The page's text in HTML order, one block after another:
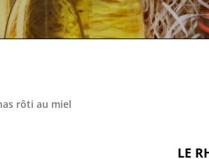
rôti au miel
LE